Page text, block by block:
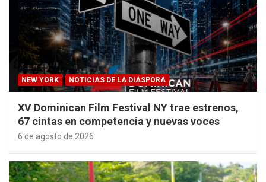
NEW YORK NOTICIAS DE LA DIÁSPORA
XV Dominican Film Festival NY trae estrenos,
67 cintas en competencia y nuevas voces
6 de agosto de 2026